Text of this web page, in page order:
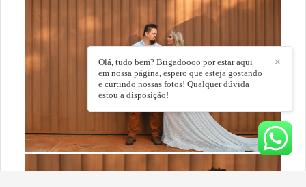
✕
Olá, tudo bem? Brigadoooo por estar aqui
em nossa página, espero que esteja gostando
e curtindo nossas fotos! Qualquer dúvida
estou a disposição!